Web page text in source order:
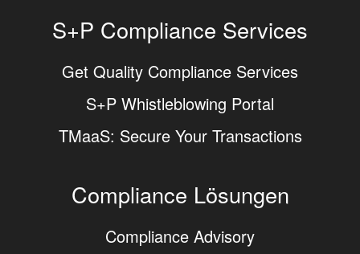
S+P Compliance Services
Get Quality Compliance Services
S+P Whistleblowing Portal
TMaaS: Secure Your Transactions
Compliance Lösungen
Compliance Advisory